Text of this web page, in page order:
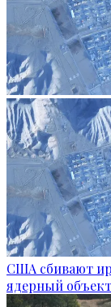
США сбивают
ядерный объект